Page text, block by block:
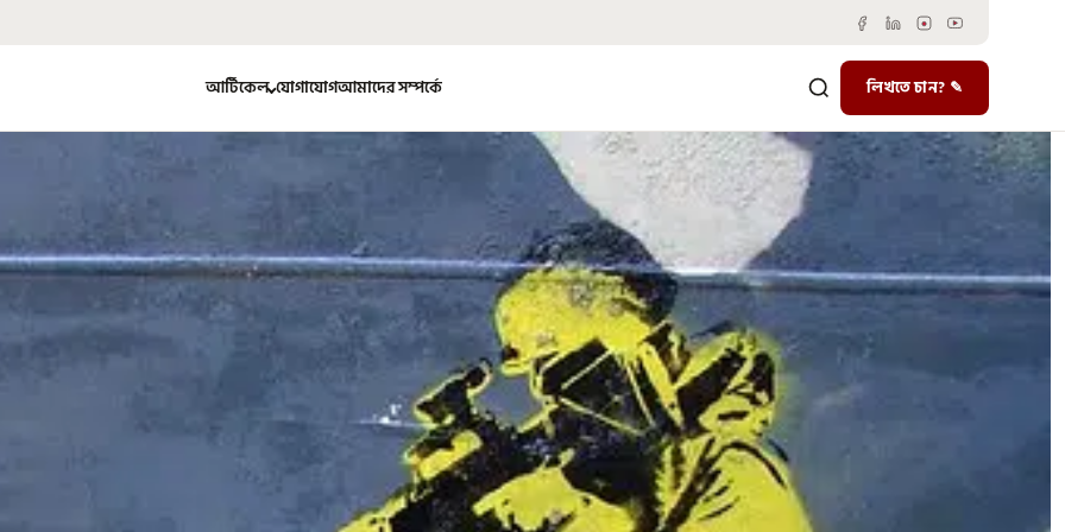
আর্টিকেল যোগাযোগআমাদের সম্পর্কে লিখতে চান? ✎